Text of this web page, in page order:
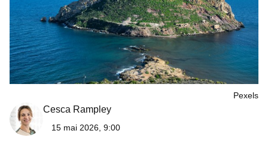
Pexels
Cesca Rampley
15 mai 2026, 9:00